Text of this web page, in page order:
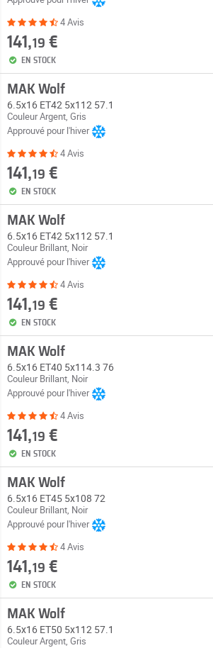
4 Avis
141,19 €
EN STOCK
MAK Wolf
6.5x16 ET42 5x112 57.1
Couleur Argent, Gris
Approuvé pour l'hiver
4 Avis
141,19 €
EN STOCK
MAK Wolf
6.5x16 ET42 5x112 57.1
Couleur Brillant, Noir
Approuvé pour l'hiver
4 Avis
141,19 €
EN STOCK
MAK Wolf
6.5x16 ET40 5x114.3 76
Couleur Brillant, Noir
Approuvé pour l'hiver
4 Avis
141,19 €
EN STOCK
MAK Wolf
6.5x16 ET45 5x108 72
Couleur Brillant, Noir
Approuvé pour l'hiver
4 Avis
141,19 €
EN STOCK
MAK Wolf
6.5x16 ET50 5x112 57.1
Couleur Argent, Gris